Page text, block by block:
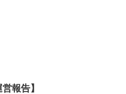
報告】